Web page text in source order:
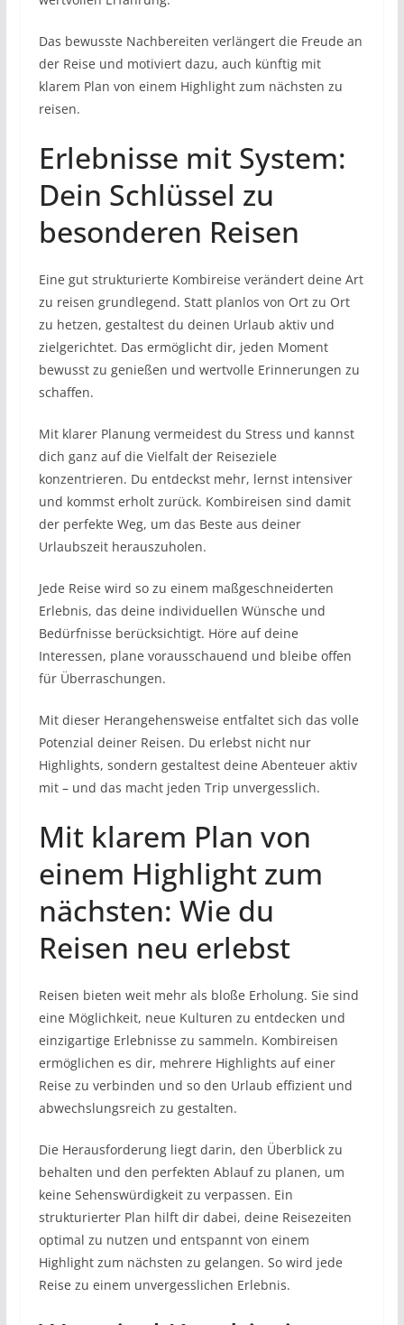
Das bewusste Nachbereiten verlängert die Freude an
der Reise und motiviert dazu, auch künftig mit
klarem Plan von einem Highlight zum nächsten zu
reisen.
Erlebnisse mit System:
Dein Schlüssel zu
besonderen Reisen
Eine gut strukturierte Kombireise verändert deine Art
zu reisen grundlegend. Statt planlos von Ort zu Ort
zu hetzen, gestaltest du deinen Urlaub aktiv und
zielgerichtet. Das ermöglicht dir, jeden Moment
bewusst zu genießen und wertvolle Erinnerungen zu
schaffen.
Mit klarer Planung vermeidest du Stress und kannst
dich ganz auf die Vielfalt der Reiseziele
konzentrieren. Du entdeckst mehr, lernst intensiver
und kommst erholt zurück. Kombireisen sind damit
der perfekte Weg, um das Beste aus deiner
Urlaubszeit herauszuholen.
Jede Reise wird so zu einem maßgeschneiderten
Erlebnis, das deine individuellen Wünsche und
Bedürfnisse berücksichtigt. Höre auf deine
Interessen, plane vorausschauend und bleibe offen
für Überraschungen.
Mit dieser Herangehensweise entfaltet sich das volle
Potenzial deiner Reisen. Du erlebst nicht nur
Highlights, sondern gestaltest deine Abenteuer aktiv
mit – und das macht jeden Trip unvergesslich.
Mit klarem Plan von
einem Highlight zum
nächsten: Wie du
Reisen neu erlebst
Reisen bieten weit mehr als bloße Erholung. Sie sind
eine Möglichkeit, neue Kulturen zu entdecken und
einzigartige Erlebnisse zu sammeln. Kombireisen
ermöglichen es dir, mehrere Highlights auf einer
Reise zu verbinden und so den Urlaub effizient und
abwechslungsreich zu gestalten.
Die Herausforderung liegt darin, den Überblick zu
behalten und den perfekten Ablauf zu planen, um
keine Sehenswürdigkeit zu verpassen. Ein
strukturierter Plan hilft dir dabei, deine Reisezeiten
optimal zu nutzen und entspannt von einem
Highlight zum nächsten zu gelangen. So wird jede
Reise zu einem unvergesslichen Erlebnis.